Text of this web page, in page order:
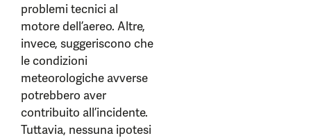
problemi tecnici al
motore dell’aereo. Altre,
invece, suggeriscono che
le condizioni
meteorologiche avverse
potrebbero aver
contribuito all’incidente.
Tuttavia, nessuna ipotesi